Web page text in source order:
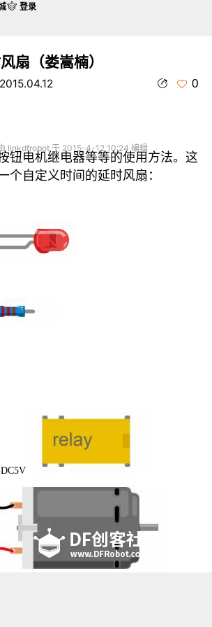
扇（娄嵩楠）
2015.04.12 0
linkdfrobot 于 2015-4-12 10:24 编辑
钮电机继电器等等的使用方法。这
个自定义时间的延时风扇：
登录